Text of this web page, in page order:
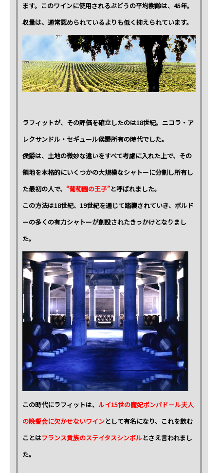
ます。このワインに使用されるぶどうの平均樹齢は、45年。
収量は、通常認められているよりも低く抑えられています。
ラフィットが、その評価を確立したのは18世紀。ニコラ・ア
レクサンドル・セギュール侯爵所有の時代でした。
侯爵は、土地の微妙な違いをすべて考慮に入れた上で、その
領地を本格的にいくつかの大規模なシャトーに分割し所有し
た最初の人で、 “葡萄園の王子”と呼ばれました。
この方法は18世紀、19世紀を通じて踏襲されていき、ボルド
ーの多くの有力シャトーが創設されたきっかけとなりまし
た。
この時代にラフィットは、 ルイ15世の寵妃ポンパドール夫人
の晩餐会に欠かせないワインとして有名になり、これを飲む
ことはフランス貴族のステイタスシンボル とさえ言われまし
た。